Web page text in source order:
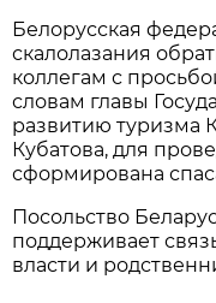
Белорусская
скалолазания
коллегам с
словам главы
развитию туризма
Кубатова, для
сформирована
Посольство
поддерживает
власти и